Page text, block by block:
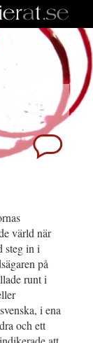
värld när
steg in i
på
runt i
i ena
och ett